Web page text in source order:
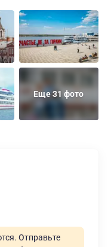
Еще 31 фото
Отправьте